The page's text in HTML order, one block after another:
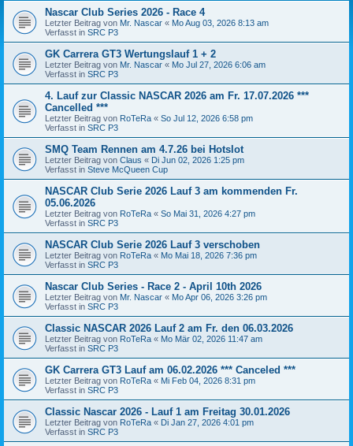
Nascar Club Series 2026 - Race 4
Letzter Beitrag von Mr. Nascar « Mo Aug 03, 2026 8:13 am
Verfasst in SRC P3
GK Carrera GT3 Wertungslauf 1 + 2
Letzter Beitrag von Mr. Nascar « Mo Jul 27, 2026 6:06 am
Verfasst in SRC P3
4. Lauf zur Classic NASCAR 2026 am Fr. 17.07.2026 ***
Cancelled ***
Letzter Beitrag von RoTeRa « So Jul 12, 2026 6:58 pm
Verfasst in SRC P3
SMQ Team Rennen am 4.7.26 bei Hotslot
Letzter Beitrag von Claus « Di Jun 02, 2026 1:25 pm
Verfasst in Steve McQueen Cup
NASCAR Club Serie 2026 Lauf 3 am kommenden Fr.
05.06.2026
Letzter Beitrag von RoTeRa « So Mai 31, 2026 4:27 pm
Verfasst in SRC P3
NASCAR Club Serie 2026 Lauf 3 verschoben
Letzter Beitrag von RoTeRa « Mo Mai 18, 2026 7:36 pm
Verfasst in SRC P3
Nascar Club Series - Race 2 - April 10th 2026
Letzter Beitrag von Mr. Nascar « Mo Apr 06, 2026 3:26 pm
Verfasst in SRC P3
Classic NASCAR 2026 Lauf 2 am Fr. den 06.03.2026
Letzter Beitrag von RoTeRa « Mo Mär 02, 2026 11:47 am
Verfasst in SRC P3
GK Carrera GT3 Lauf am 06.02.2026 *** Canceled ***
Letzter Beitrag von RoTeRa « Mi Feb 04, 2026 8:31 pm
Verfasst in SRC P3
Classic Nascar 2026 - Lauf 1 am Freitag 30.01.2026
Letzter Beitrag von RoTeRa « Di Jan 27, 2026 4:01 pm
Verfasst in SRC P3